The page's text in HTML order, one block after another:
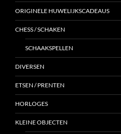
ORIGINELE HUWELIJKSCADEAUS
CHESS / SCHAKEN
SCHAAKSPELLEN
DIVERSEN
ETSEN / PRENTEN
HORLOGES
KLEINE OBJECTEN